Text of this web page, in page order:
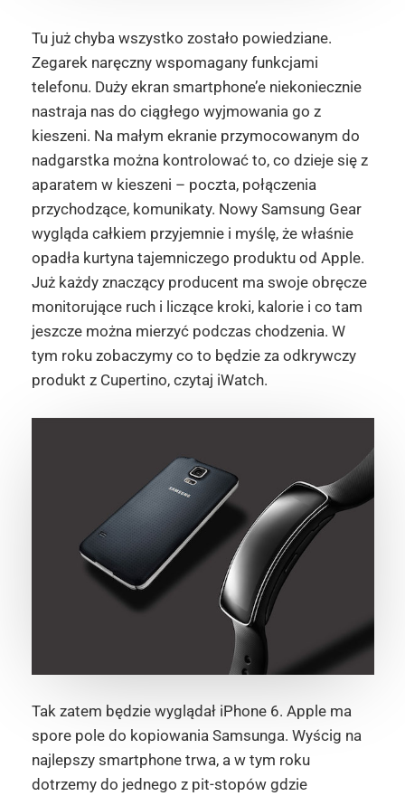
Tu już chyba wszystko zostało powiedziane.
Zegarek naręczny wspomagany funkcjami
telefonu. Duży ekran smartphone’e niekoniecznie
nastraja nas do ciągłego wyjmowania go z
kieszeni. Na małym ekranie przymocowanym do
nadgarstka można kontrolować to, co dzieje się z
aparatem w kieszeni – poczta, połączenia
przychodzące, komunikaty. Nowy Samsung Gear
wygląda całkiem przyjemnie i myślę, że właśnie
opadła kurtyna tajemniczego produktu od Apple.
Już każdy znaczący producent ma swoje obręcze
monitorujące ruch i liczące kroki, kalorie i co tam
jeszcze można mierzyć podczas chodzenia. W
tym roku zobaczymy co to będzie za odkrywczy
produkt z Cupertino, czytaj iWatch.
Tak zatem będzie wyglądał iPhone 6. Apple ma
spore pole do kopiowania Samsunga. Wyścig na
najlepszy smartphone trwa, a w tym roku
dotrzemy do jednego z pit-stopów gdzie